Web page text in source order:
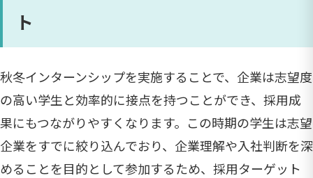
ト
秋冬インターンシップを実施することで、企業は志望度
の高い学生と効率的に接点を持つことができ、採用成
果にもつながりやすくなります。この時期の学生は志望
企業をすでに絞り込んでおり、企業理解や入社判断を深
めることを目的として参加するため、採用ターゲット